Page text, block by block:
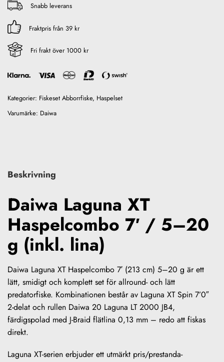
Snabb leverans
Fraktpris från 39 kr
Fri frakt över 1000 kr
Kategorier: Fiskeset Abborrfiske, Haspelset
Varumärke: Daiwa
Beskrivning
Daiwa Laguna XT
Haspelcombo 7′ / 5–20
g (inkl. lina)
Daiwa Laguna XT Haspelcombo 7′ (213 cm) 5–20 g är ett
lätt, smidigt och komplett set för allround- och lätt
predatorfiske. Kombinationen består av Laguna XT Spin 7’0″
2-delat och rullen Daiwa 20 Laguna LT 2000 JB4,
färdigspolad med J-Braid flätlina 0,13 mm – redo att fiskas
direkt.
Laguna XT-serien erbjuder ett utmärkt pris/prestanda-